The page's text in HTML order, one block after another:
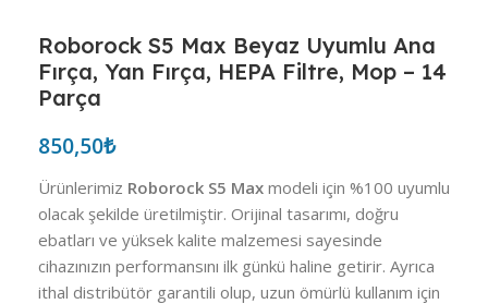
Roborock S5 Max Beyaz Uyumlu Ana
Fırça, Yan Fırça, HEPA Filtre, Mop – 14
Parça
850,50₺
Ürünlerimiz Roborock S5 Max modeli için %100 uyumlu
olacak şekilde üretilmiştir. Orijinal tasarımı, doğru
ebatları ve yüksek kalite malzemesi sayesinde
cihazınızın performansını ilk günkü haline getirir. Ayrıca
ithal distribütör garantili olup, uzun ömürlü kullanım için